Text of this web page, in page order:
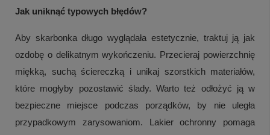
Jak uniknąć typowych błędów?
Aby skarbonka długo wyglądała estetycznie, traktuj ją jak
ozdobę o delikatnym wykończeniu. Przecieraj powierzchnię
miękką, suchą ściereczką i unikaj szorstkich materiałów,
które mogłyby pozostawić ślady. Warto też odłożyć ją w
bezpieczne miejsce podczas porządków, by nie uległa
przypadkowym zarysowaniom. Lakier ochronny pomaga